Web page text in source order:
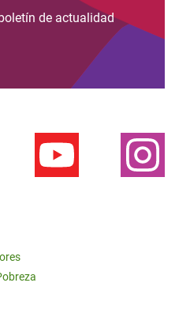
de actualidad